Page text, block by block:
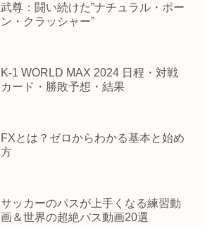
武尊：闘い続けた”ナチュラル・ボー
ン・クラッシャー”
K-1 WORLD MAX 2024 日程・対戦
カード・勝敗予想・結果
FXとは？ゼロからわかる基本と始め
方
サッカーのパスが上手くなる練習動
画＆世界の超絶パス動画20選